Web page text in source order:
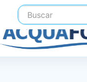
Buscar
1199